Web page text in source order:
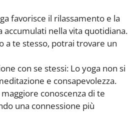
favorisce il rilassamento e la
accumulati nella vita quotidiana.
a te stesso, potrai trovare un
con se stessi: Lo yoga non si
e consapevolezza.
conoscenza di te
una connessione più